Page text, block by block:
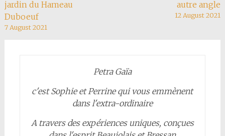
navigation
jardin du Hameau
Duboeuf
7 August 2021
autre angle
12 August 2021
Petra Gaïa
c'est Sophie et Perrine qui vous emmènent
dans l'extra-ordinaire
A travers des expériences uniques, conçues